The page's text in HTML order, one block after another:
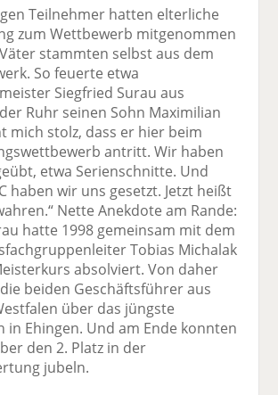
Teilnehmer hatten elterliche
zum Wettbewerb mitgenommen
stammten selbst aus dem
So feuerte etwa
Siegfried Surau aus
Ruhr seinen Sohn Maximilian
mich stolz, dass er hier beim
antritt. Wir haben
etwa Serienschnitte. Und
haben wir uns gesetzt. Jetzt heißt
Nette Anekdote am Rande:
hatte 1998 gemeinsam mit dem
Tobias Michalak
absolviert. Von daher
beiden Geschäftsführer aus
über das jüngste
in Ehingen. Und am Ende konnten
den 2. Platz in der
jubeln.